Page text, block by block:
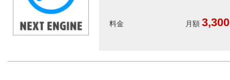
料金 3,300